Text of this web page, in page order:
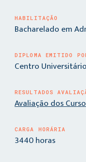
HABILITAÇÃO
Bacharelado em
DIPLOMA EMITIDO
Centro
RESULTADOS
Avaliação dos
CARGA HORÁRIA
3440 horas